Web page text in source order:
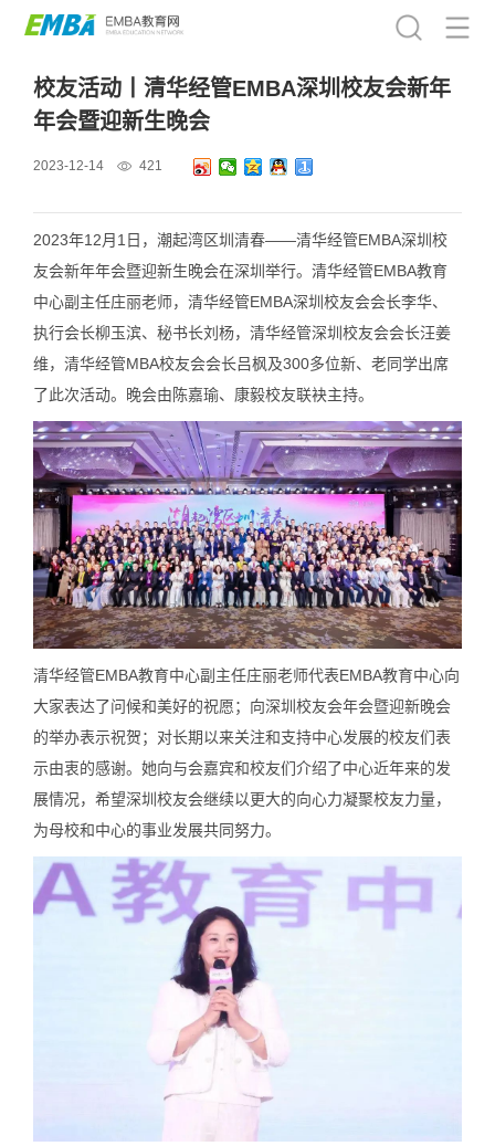
校友活动丨清华经管EMBA深圳校友会新年
年会暨迎新生晚会
2023-12-14 421
2023年12月1日，潮起湾区圳清春——清华经管EMBA深圳校
友会新年年会暨迎新生晚会在深圳举行。清华经管EMBA教育
中心副主任庄丽老师，清华经管EMBA深圳校友会会长李华、
执行会长柳玉滨、秘书长刘杨，清华经管深圳校友会会长汪姜
维，清华经管MBA校友会会长吕枫及300多位新、老同学出席
了此次活动。晚会由陈嘉瑜、康毅校友联袂主持。
清华经管EMBA教育中心副主任庄丽老师代表EMBA教育中心向
大家表达了问候和美好的祝愿；向深圳校友会年会暨迎新晚会
的举办表示祝贺；对长期以来关注和支持中心发展的校友们表
示由衷的感谢。她向与会嘉宾和校友们介绍了中心近年来的发
展情况，希望深圳校友会继续以更大的向心力凝聚校友力量，
为母校和中心的事业发展共同努力。